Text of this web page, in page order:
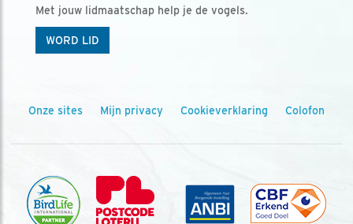
Met jouw lidmaatschap help je de vogels.
WORD LID
Onze sites Mijn privacy Cookieverklaring Colofon